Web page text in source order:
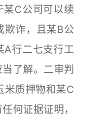
C公司可以续
欺诈，且某B公
A行二七支行工
了解。二审判
质押物和某C
何证据证明，